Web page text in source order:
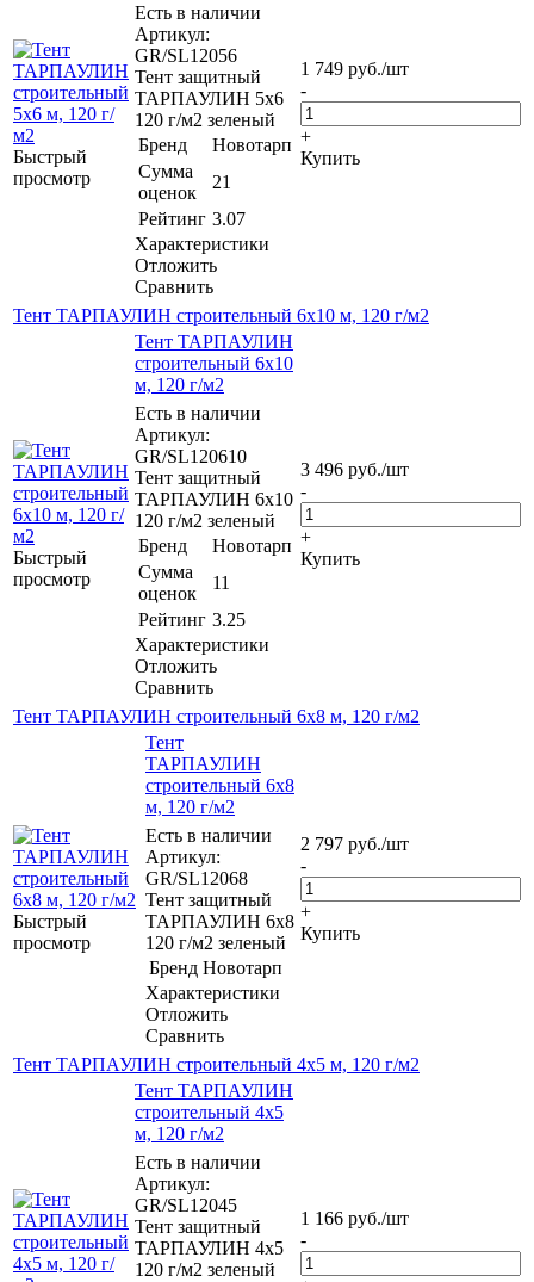
Быстрый
просмотр
Есть в наличии
Артикул:
GR/SL12056
Тент защитный
ТАРПАУЛИН 5х6
120 г/м2 зеленый
Бренд
Новотарп
Сумма
оценок
21
Рейтинг 3.07
Характеристики
Отложить
Сравнить
1 749 руб./шт
-
+
Купить
Тент ТАРПАУЛИН строительный 6х10 м, 120 г/м2
Быстрый
просмотр
Тент ТАРПАУЛИН
строительный 6х10
м, 120 г/м2
Есть в наличии
Артикул:
GR/SL120610
Тент защитный
ТАРПАУЛИН 6х10
120 г/м2 зеленый
Бренд
Новотарп
Сумма
оценок
11
Рейтинг 3.25
Характеристики
Отложить
Сравнить
3 496 руб./шт
-
+
Купить
Тент ТАРПАУЛИН строительный 6х8 м, 120 г/м2
Быстрый
просмотр
Тент
ТАРПАУЛИН
строительный 6х8
м, 120 г/м2
Есть в наличии
Артикул:
GR/SL12068
Тент защитный
ТАРПАУЛИН 6х8
120 г/м2 зеленый
Бренд Новотарп
Характеристики
Отложить
Сравнить
2 797 руб./шт
-
+
Купить
Тент ТАРПАУЛИН строительный 4х5 м, 120 г/м2
Тент ТАРПАУЛИН
строительный 4х5
м, 120 г/м2
Есть в наличии
Артикул:
GR/SL12045
Тент защитный
ТАРПАУЛИН 4х5
120 г/м2 зеленый
1 166 руб./шт
-